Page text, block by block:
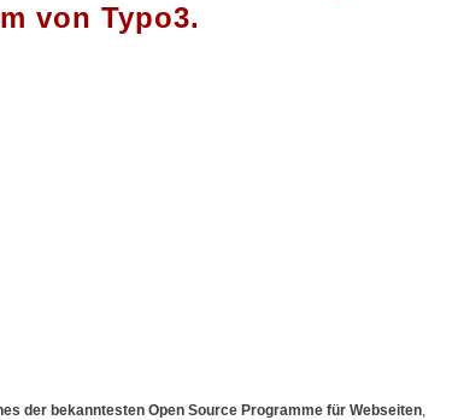
von Typo3.
der bekanntesten Open Source Programme für Webseiten,